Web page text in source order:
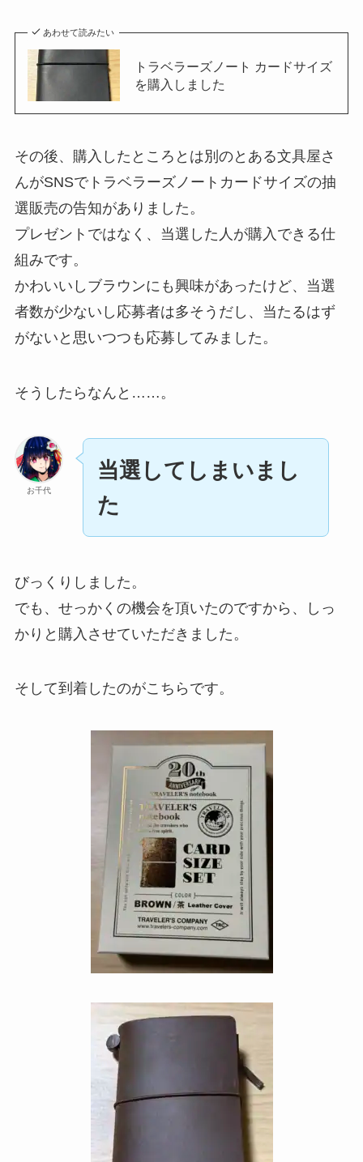
あわせて読みたい
トラベラーズノート カードサイズ
を購入しました
その後、購入したところとは別のとある文具屋さ
んがSNSでトラベラーズノートカードサイズの抽
選販売の告知がありました。
プレゼントではなく、当選した人が購入できる仕
組みです。
かわいいしブラウンにも興味があったけど、当選
者数が少ないし応募者は多そうだし、当たるはず
がないと思いつつも応募してみました。
そうしたらなんと……。
お千代
当選してしまいまし
た
びっくりしました。
でも、せっかくの機会を頂いたのですから、しっ
かりと購入させていただきました。
そして到着したのがこちらです。